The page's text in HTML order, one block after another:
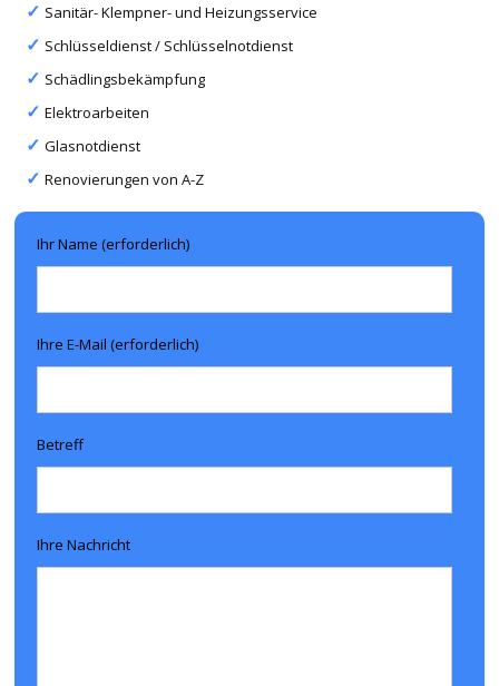
Sanitär- Klempner- und Heizungsservice
Schlüsseldienst / Schlüsselnotdienst
Schädlingsbekämpfung
Elektroarbeiten
Glasnotdienst
Renovierungen von A-Z
Ihr Name (erforderlich)
Ihre E-Mail (erforderlich)
Betreff
Ihre Nachricht